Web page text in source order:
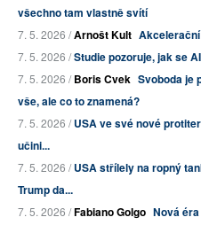
všechno tam vlastně svítí
7. 5. 2026 /Arnošt Kult
7. 5. 2026 /Studie pozoruje, jak se
7. 5. 2026 /Boris Cvek Svoboda je
vše, ale co to znamená?
7. 5. 2026 /USA ve své nové
učini...
7. 5. 2026 /USA střílely na ropný
Trump da...
7. 5. 2026 /Fabiano Golgo Nová